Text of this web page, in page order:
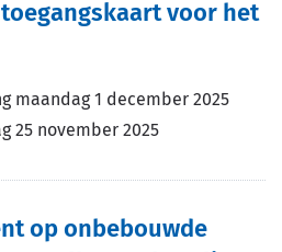
voor het
maandag 1 december 2025
25 november 2025
op onbebouwde